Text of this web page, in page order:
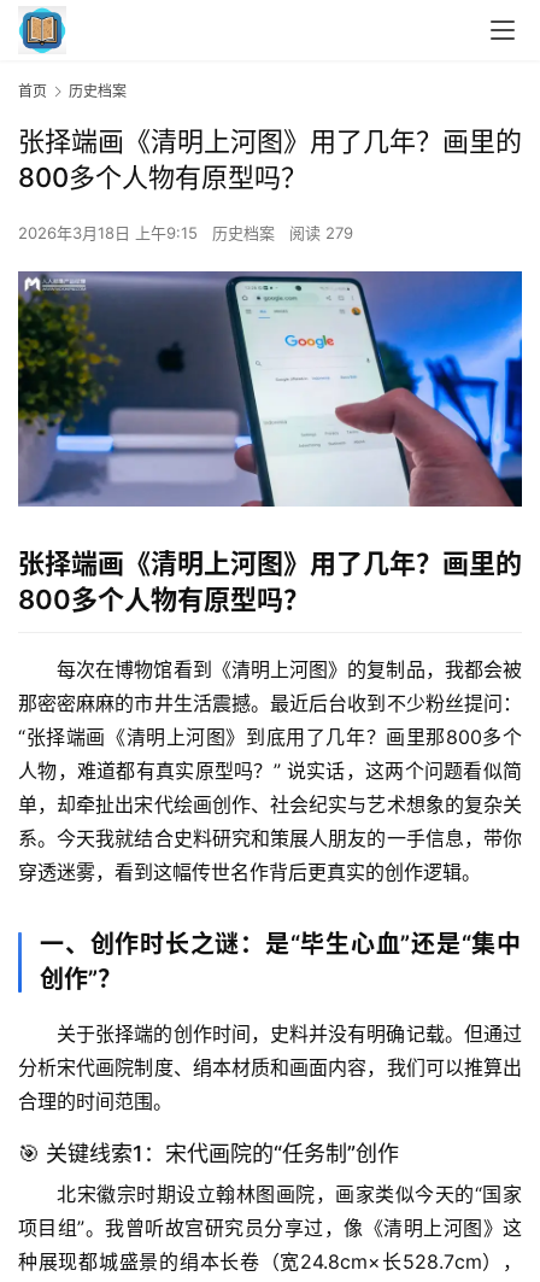
首页 历史档案
张择端画《清明上河图》用了几年？画里的
800多个人物有原型吗？
2026年3月18日 上午9:15 历史档案 阅读 279
张择端画《清明上河图》用了几年？画里的
800多个人物有原型吗？
每次在博物馆看到《清明上河图》的复制品，我都会被
那密密麻麻的市井生活震撼。最近后台收到不少粉丝提问：
“张择端画《清明上河图》到底用了几年？画里那800多个
人物，难道都有真实原型吗？” 说实话，这两个问题看似简
单，却牵扯出宋代绘画创作、社会纪实与艺术想象的复杂关
系。今天我就结合史料研究和策展人朋友的一手信息，带你
穿透迷雾，看到这幅传世名作背后更真实的创作逻辑。
一、创作时长之谜：是“毕生心血”还是“集中
创作”？
关于张择端的创作时间，史料并没有明确记载。但通过
分析宋代画院制度、绢本材质和画面内容，我们可以推算出
合理的时间范围。
🎯 关键线索1：宋代画院的“任务制”创作
北宋徽宗时期设立翰林图画院，画家类似今天的“国家
项目组”。我曾听故宫研究员分享过，像《清明上河图》这
种展现都城盛景的绢本长卷（宽24.8cm×长528.7cm），